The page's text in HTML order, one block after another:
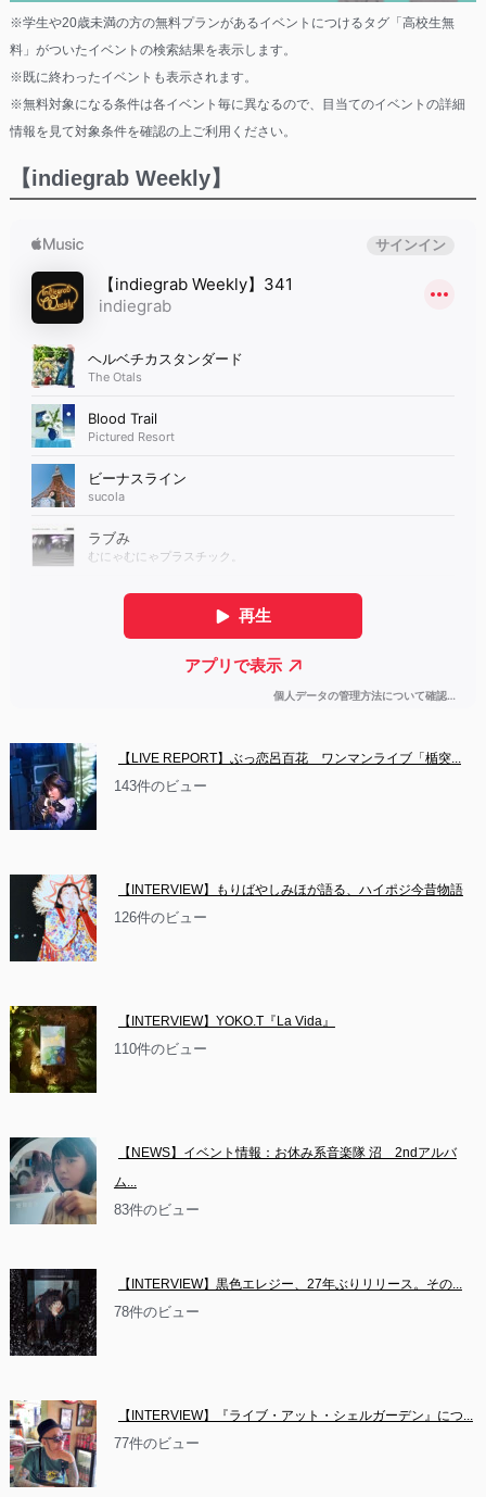
※学生や20歳未満の方の無料プランがあるイベントにつけるタグ「高校生無
料」がついたイベントの検索結果を表示します。
※既に終わったイベントも表示されます。
※無料対象になる条件は各イベント毎に異なるので、目当てのイベントの詳細
情報を見て対象条件を確認の上ご利用ください。
【indiegrab Weekly】
【LIVE REPORT】ぶっ恋呂百花　ワンマンライブ「楯突...
143件のビュー
【INTERVIEW】もりばやしみほが語る、ハイポジ今昔物語
126件のビュー
【INTERVIEW】YOKO.T『La Vida』
110件のビュー
【NEWS】イベント情報：お休み系音楽隊 沼　2ndアルバ
ム...
83件のビュー
【INTERVIEW】黒色エレジー、27年ぶりリリース。その...
78件のビュー
【INTERVIEW】『ライブ・アット・シェルガーデン』につ...
77件のビュー